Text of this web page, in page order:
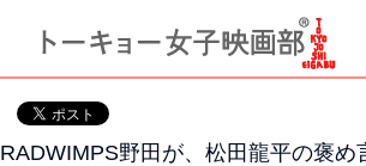
RADWIMPS野田が、松田龍平の褒